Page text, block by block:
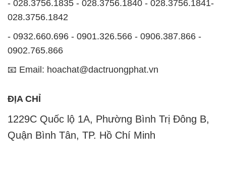
📧 Email: hoachat@dactruongphat.vn
ĐỊA CHỈ
1229C Quốc lộ 1A, Phường Bình Trị Đông B,
Quận Bình Tân, TP. Hồ Chí Minh
CÔNG TY XNK TM SX HÓA CHẤT ĐẮC TRƯỜNG
PHÁT